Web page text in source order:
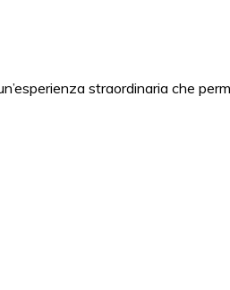
straordinaria che